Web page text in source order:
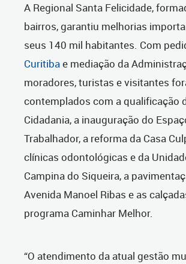
A Regional Santa Felicidade,
bairros, garantiu melhorias
seus 140 mil habitantes. Com
Curitibae mediação da
moradores, turistas e visitantes
contemplados com a qualificação
Cidadania, a inauguração do
Trabalhador, a reforma da Casa
clínicas odontológicas e da
Campina do Siqueira, a
Avenida Manoel Ribas e as
programa Caminhar Melhor.
“O atendimento da atual gestão